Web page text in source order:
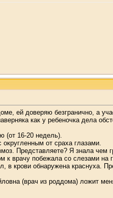
ей доверяю безгранично, а
как у ребеночка дела
(от 16-20 недель).
от сраха глазами.
Представляете? Я знала чем
к врачу побежала со слезами на
обнаружена краснуха.
(врач из роддома) ложит